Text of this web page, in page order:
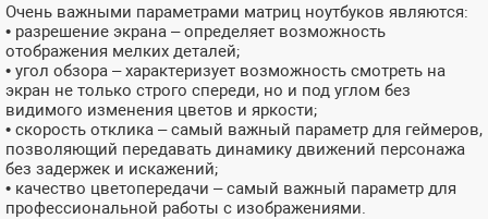
Очень важными параметрами матриц ноутбуков являются:
• разрешение экрана – определяет возможность
отображения мелких деталей;
• угол обзора – характеризует возможность смотреть на
экран не только строго спереди, но и под углом без
видимого изменения цветов и яркости;
• скорость отклика – самый важный параметр для геймеров,
позволяющий передавать динамику движений персонажа
без задержек и искажений;
• качество цветопередачи – самый важный параметр для
профессиональной работы с изображениями.